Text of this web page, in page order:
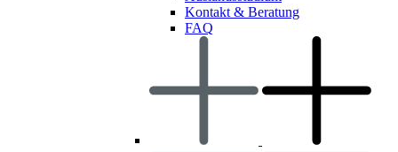
Kontakt & Beratung
FAQ